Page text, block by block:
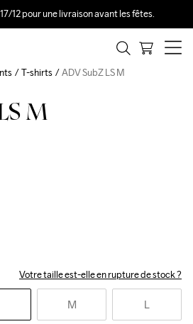
12 pour une livraison avant les fêtes.
M
Votre taille est-elle en rupture de stock ?
M L
T-shirts ADV SubZ LS M